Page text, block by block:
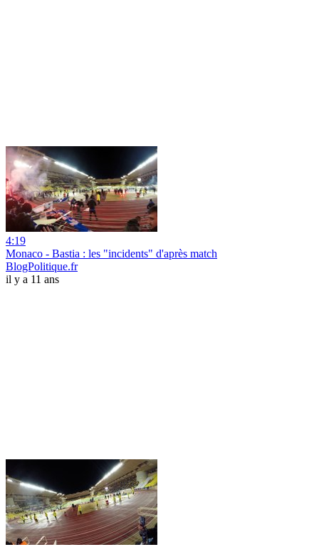
4:19
Monaco - Bastia : les "incidents" d'après match
BlogPolitique.fr
il y a 11 ans